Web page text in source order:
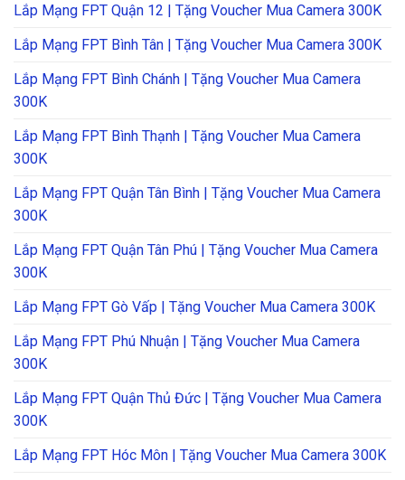
Lắp Mạng FPT Quận 12 | Tặng Voucher Mua Camera 300K
Lắp Mạng FPT Bình Tân | Tặng Voucher Mua Camera 300K
Lắp Mạng FPT Bình Chánh | Tặng Voucher Mua Camera
300K
Lắp Mạng FPT Bình Thạnh | Tặng Voucher Mua Camera
300K
Lắp Mạng FPT Quận Tân Bình | Tặng Voucher Mua Camera
300K
Lắp Mạng FPT Quận Tân Phú | Tặng Voucher Mua Camera
300K
Lắp Mạng FPT Gò Vấp | Tặng Voucher Mua Camera 300K
Lắp Mạng FPT Phú Nhuận | Tặng Voucher Mua Camera
300K
Lắp Mạng FPT Quận Thủ Đức | Tặng Voucher Mua Camera
300K
Lắp Mạng FPT Hóc Môn | Tặng Voucher Mua Camera 300K